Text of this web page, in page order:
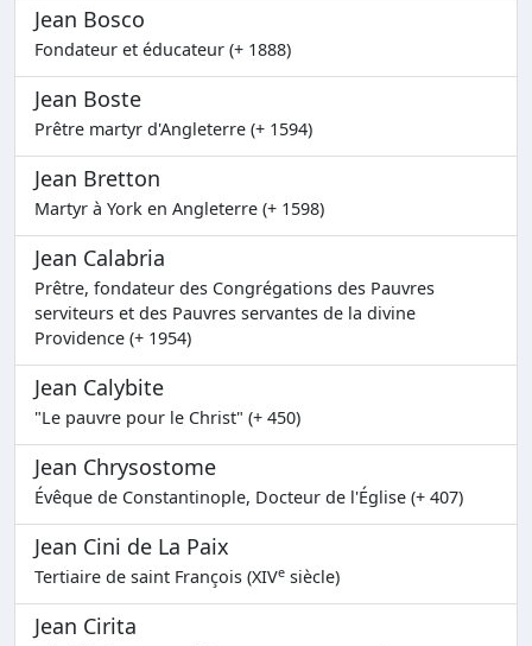
Jean Bosco
Fondateur et éducateur (+ 1888)
Jean Boste
Prêtre martyr d'Angleterre (+ 1594)
Jean Bretton
Martyr à York en Angleterre (+ 1598)
Jean Calabria
Prêtre, fondateur des Congrégations des Pauvres
serviteurs et des Pauvres servantes de la divine
Providence (+ 1954)
Jean Calybite
"Le pauvre pour le Christ" (+ 450)
Jean Chrysostome
Évêque de Constantinople, Docteur de l'Église (+ 407)
Jean Cini de La Paix
Tertiaire de saint François (XIVe siècle)
Jean Cirita